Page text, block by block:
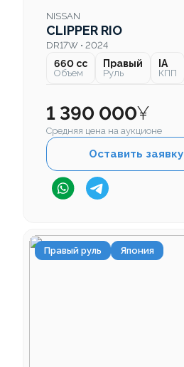
NISSAN
CLIPPER RIO
DR17W • 2024
660 cc
Объем
Правый
Руль
IA
КПП
1 390 000¥
Средняя цена на аукционе
Оставить
Правый руль Япония